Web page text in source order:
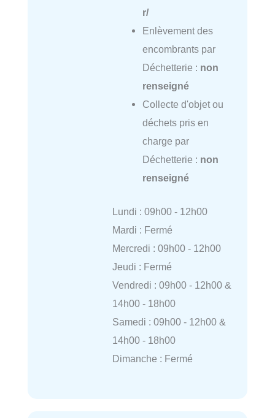
r/
Enlèvement des
encombrants par
Déchetterie : non
renseigné
Collecte d'objet ou
déchets pris en
charge par
Déchetterie : non
renseigné
Lundi : 09h00 - 12h00
Mardi : Fermé
Mercredi : 09h00 - 12h00
Jeudi : Fermé
Vendredi : 09h00 - 12h00 &
14h00 - 18h00
Samedi : 09h00 - 12h00 &
14h00 - 18h00
Dimanche : Fermé